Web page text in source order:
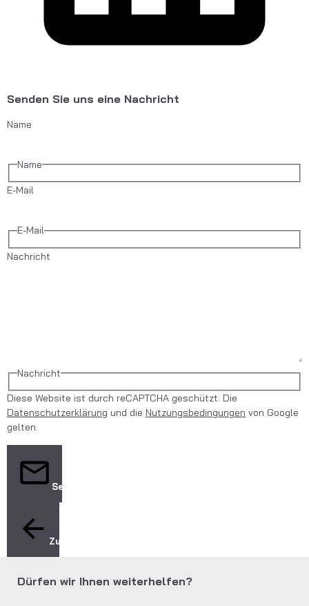
Senden Sie uns eine Nachricht
Name
Name
E-Mail
E-Mail
Nachricht
Nachricht
Diese Website ist durch reCAPTCHA geschützt. Die
Datenschutzerklärung und die Nutzungsbedingungen von Google
gelten.
Senden
Zurück
Dürfen wir Ihnen weiterhelfen?